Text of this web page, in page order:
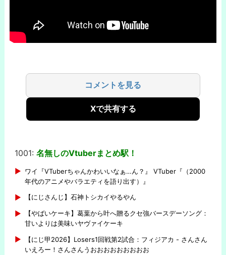
コメントを見る
Xで共有する
1001: 名無しのVtuberまとめ駅！
ワイ『VTuberちゃんかわいいなぁ…ん？』 VTuber『（2000
年代のアニメやバラエティを語り出す）』
【にじさんじ】石神トシカイやるやん
【やばいケーキ】葛葉から叶へ贈るクセ強バースデーソング：
甘いよりは美味いヤヴァイケーキ
【にじ甲2026】Losers1回戦第2試合：フィジアカ - さんさん
いえろー！さんさんうおおおおおおおおお